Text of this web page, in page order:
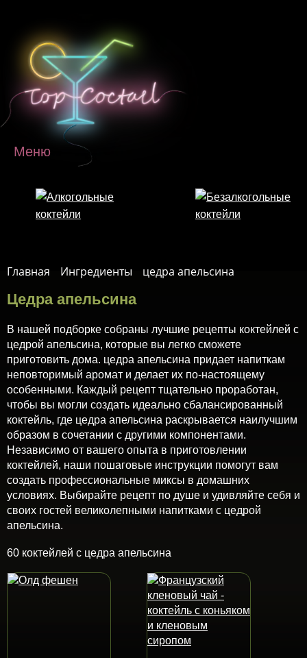
Меню
Главная Ингредиенты цедра апельсина
Цедра апельсина
В нашей подборке собраны лучшие рецепты коктейлей с
цедрой апельсина, которые вы легко сможете
приготовить дома. цедра апельсина придает напиткам
неповторимый аромат и делает их по-настоящему
особенными. Каждый рецепт тщательно проработан,
чтобы вы могли создать идеально сбалансированный
коктейль, где цедра апельсина раскрывается наилучшим
образом в сочетании с другими компонентами.
Независимо от вашего опыта в приготовлении
коктейлей, наши пошаговые инструкции помогут вам
создать профессиональные миксы в домашних
условиях. Выбирайте рецепт по душе и удивляйте себя и
своих гостей великолепными напитками с цедрой
апельсина.
60 коктейлей с цедра апельсина